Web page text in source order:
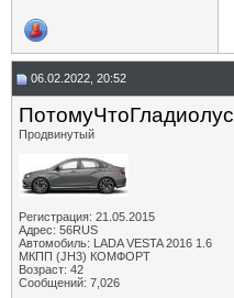
06.02.2022, 20:52
ПотомуЧтоГладиолус
Продвинутый
Регистрация: 21.05.2015
Адрес: 56RUS
Автомобиль: LADA VESTA 2016 1.6
МКПП (JH3) КОМФОРТ
Возраст: 42
Сообщений: 7,026